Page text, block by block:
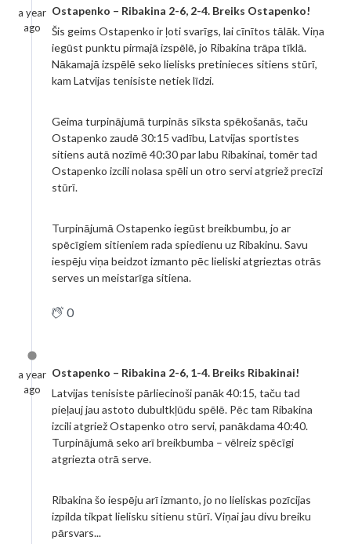
a year
ago
Ostapenko – Ribakina 2-6, 2-4. Breiks Ostapenko!
Šis geims Ostapenko ir ļoti svarīgs, lai cīnītos tālāk. Viņa
iegūst punktu pirmajā izspēlē, jo Ribakina trāpa tīklā.
Nākamajā izspēlē seko lielisks pretinieces sitiens stūrī,
kam Latvijas tenisiste netiek līdzi.
Geima turpinājumā turpinās sīksta spēkošanās, taču
Ostapenko zaudē 30:15 vadību, Latvijas sportistes
sitiens autā nozīmē 40:30 par labu Ribakinai, tomēr tad
Ostapenko izcili nolasa spēli un otro servi atgriež precīzi
stūrī.
Turpinājumā Ostapenko iegūst breikbumbu, jo ar
spēcīgiem sitieniem rada spiedienu uz Ribakinu. Savu
iespēju viņa beidzot izmanto pēc lieliski atgrieztas otrās
serves un meistarīga sitiena.
0
a year
ago
Ostapenko – Ribakina 2-6, 1-4. Breiks Ribakinai!
Latvijas tenisiste pārliecinoši panāk 40:15, taču tad
pieļauj jau astoto dubultkļūdu spēlē. Pēc tam Ribakina
izcili atgriež Ostapenko otro servi, panākdama 40:40.
Turpinājumā seko arī breikbumba – vēlreiz spēcīgi
atgriezta otrā serve.
Ribakina šo iespēju arī izmanto, jo no lieliskas pozīcijas
izpilda tikpat lielisku sitienu stūrī. Viņai jau divu breiku
pārsvars...